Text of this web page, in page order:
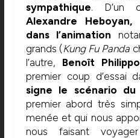
sympathique. D’un
Alexandre
dans l’animation
grands (Kung Fu Panda
l’autre, Benoît
premier coup d’essai
signe le scénario
premier abord très
menée et qui nous
nous faisant